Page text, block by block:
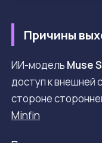
Причины
ИИ-модель Muse
доступ к внешней
стороне
Minfin